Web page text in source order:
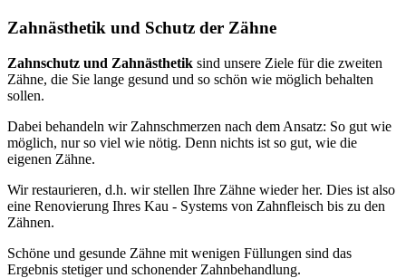
Zahnästhetik und Schutz der Zähne
Zahnschutz und Zahnästhetik sind unsere Ziele für die zweiten
Zähne, die Sie lange gesund und so schön wie möglich behalten
sollen.
Dabei behandeln wir Zahnschmerzen nach dem Ansatz: So gut wie
möglich, nur so viel wie nötig. Denn nichts ist so gut, wie die
eigenen Zähne.
Wir restaurieren, d.h. wir stellen Ihre Zähne wieder her. Dies ist also
eine Renovierung Ihres Kau - Systems von Zahnfleisch bis zu den
Zähnen.
Schöne und gesunde Zähne mit wenigen Füllungen sind das
Ergebnis stetiger und schonender Zahnbehandlung.